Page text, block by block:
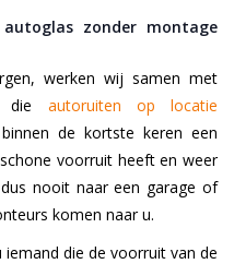
zonder montage
werken wij samen met
die autoruiten op locatie
de kortste keren een
voorruit heeft en weer
nooit naar een garage of
komen naar u.
die de voorruit van de